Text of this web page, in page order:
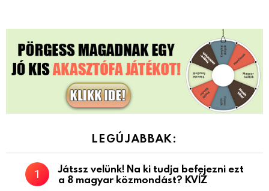
LEGÚJABBAK:
Játssz velünk! Na ki tudja befejezni ezt
a 8 magyar közmondást? KVÍZ